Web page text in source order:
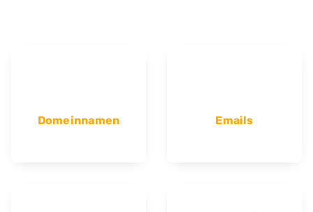
Domeinnamen Emails